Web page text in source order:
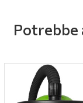
Potrebbe